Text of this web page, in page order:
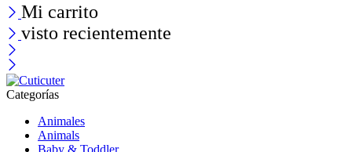
Mi carrito
visto recientemente
Categorías
Animales
Animals
Baby & Toddler